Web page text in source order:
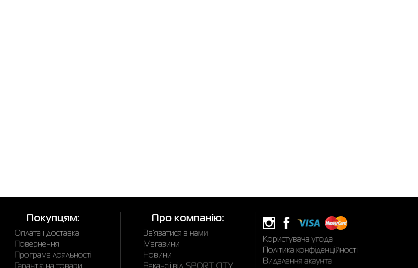
Покупцям:
Оплата і доставка
Повернення
Програма лояльності
Гарантія на товари
Про компанію:
Зв'язатися з нами
Магазини
Новини
Вакансії від SPORT CITY
Користувача угода
Політика конфіденційності
Видалення акаунта